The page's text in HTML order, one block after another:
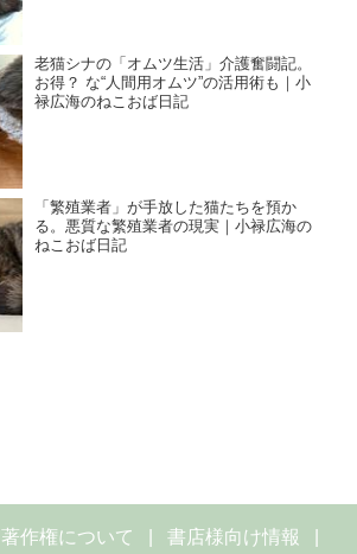
老猫シナの「オムツ生活」介護奮闘記。
お得？ な“人間用オムツ”の活用術も｜小
禄広海のねこおば日記
「繁殖業者」が手放した猫たちを預か
る。悪質な繁殖業者の現実｜小禄広海の
ねこおば日記
著作権について 書店様向け情報